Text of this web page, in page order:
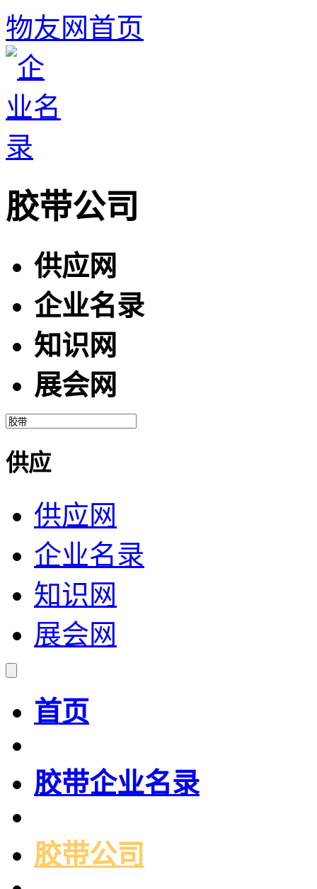
物友网首页
胶带公司
供应网
企业名录
知识网
展会网
供应
供应网
企业名录
知识网
展会网
首页
胶带企业名录
胶带公司